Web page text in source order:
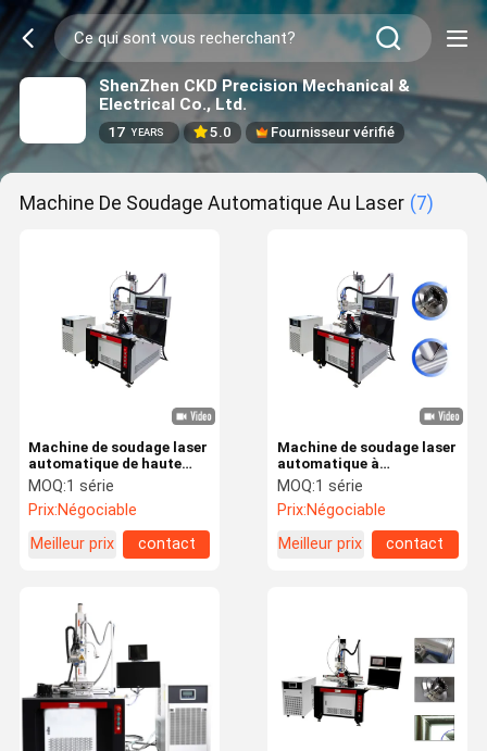
ShenZhen CKD Precision Mechanical &
Electrical Co., Ltd.
17 YEARS 5.0 Fournisseur vérifié
Machine De Soudage Automatique Au Laser (7)
Machine de soudage laser
automatique de haute
précision 1500W
500*300*300mm
MOQ:1 série
Prix:Négociable
Meilleur prix
contact
Machine de soudage laser
automatique à
commande intelligente
pour la réparation de
moules
MOQ:1 série
Prix:Négociable
Meilleur prix
contact